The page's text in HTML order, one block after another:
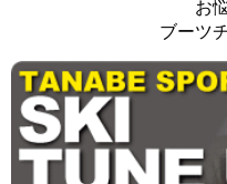
お
ブーツ